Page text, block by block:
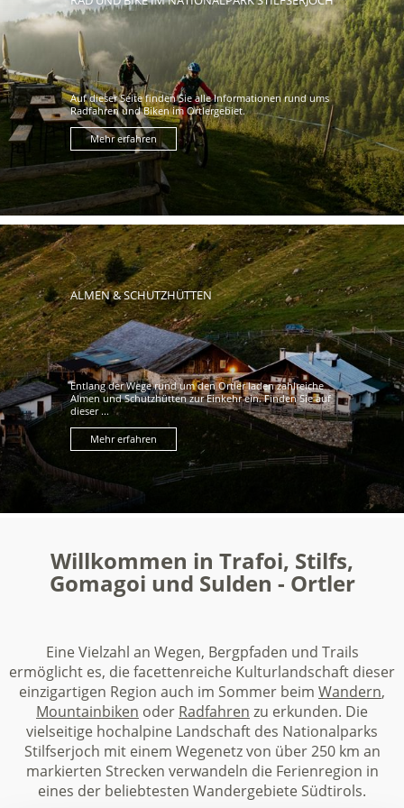
Auf dieser Seite finden Sie alle Informationen rund ums
Radfahren und Biken im Ortlergebiet.
Mehr erfahren
ALMEN & SCHUTZHÜTTEN
Entlang der Wege rund um den Ortler laden zahlreiche
Almen und Schutzhütten zur Einkehr ein. Finden Sie auf
dieser ...
Mehr erfahren
Willkommen in Trafoi, Stilfs,
Gomagoi und Sulden - Ortler
Eine Vielzahl an Wegen, Bergpfaden und Trails
ermöglicht es, die facettenreiche Kulturlandschaft dieser
einzigartigen Region auch im Sommer beim Wandern,
Mountainbiken oder Radfahren zu erkunden. Die
vielseitige hochalpine Landschaft des Nationalparks
Stilfserjoch mit einem Wegenetz von über 250 km an
markierten Strecken verwandeln die Ferienregion in
eines der beliebtesten Wandergebiete Südtirols.